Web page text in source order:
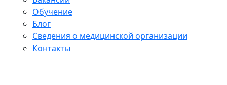
Обучение
Блог
Сведения о медицинской организации
Контакты